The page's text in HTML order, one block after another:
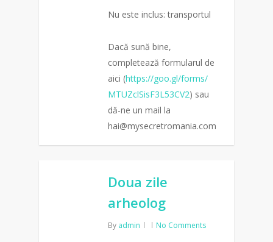
Nu este inclus: transportul
Dacă sună bine,
completează formularul de
aici (https://goo.gl/forms/
MTUZclSisF3L53CV2) sau
dă-ne un mail la
hai@mysecretromania.com
Doua zile
arheolog
By admin No Comments